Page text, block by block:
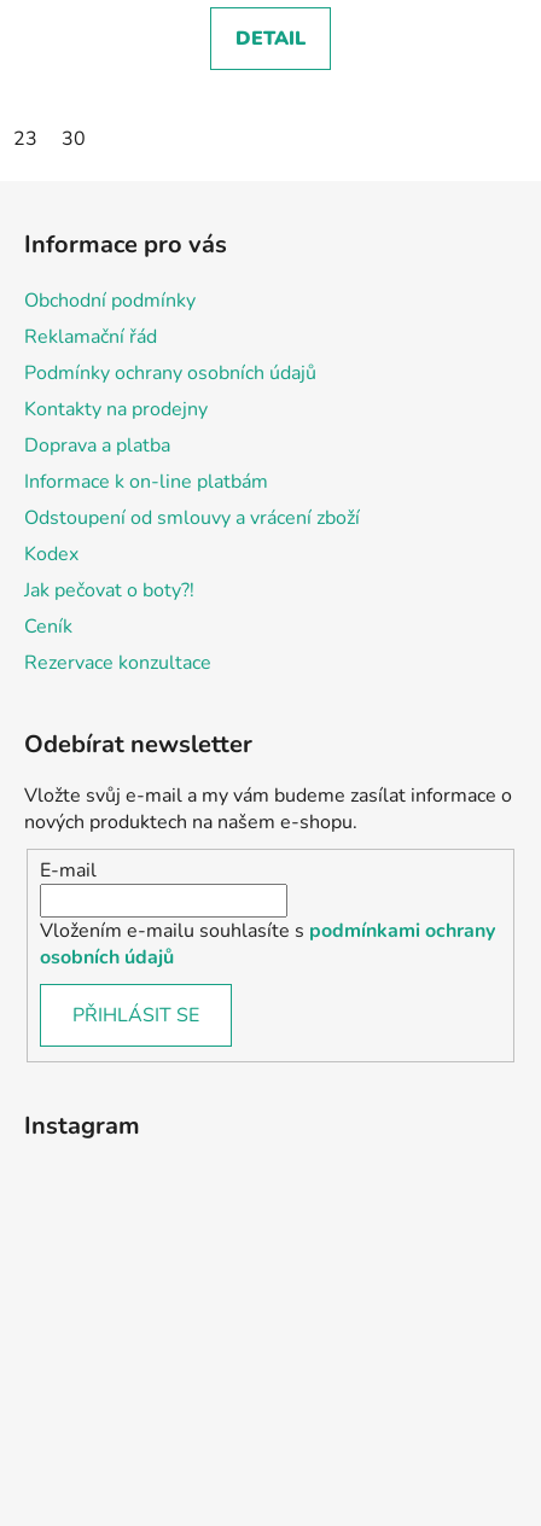
DETAIL
23 30
Informace pro vás
Obchodní podmínky
Reklamační řád
Podmínky ochrany osobních údajů
Kontakty na prodejny
Doprava a platba
Informace k on-line platbám
Odstoupení od smlouvy a vrácení zboží
Kodex
Jak pečovat o boty?!
Ceník
Rezervace konzultace
Odebírat newsletter
Vložte svůj e-mail a my vám budeme zasílat informace o
nových produktech na našem e-shopu.
E-mail
Vložením e-mailu souhlasíte s podmínkami ochrany
osobních údajů
PŘIHLÁSIT SE
Instagram